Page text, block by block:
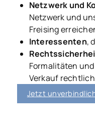
Netzwerk und
Netzwerk und
Freising
Interessenten,
Formalitäten
Verkauf
Jetzt